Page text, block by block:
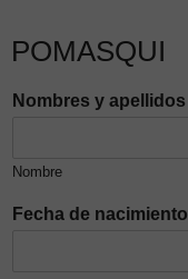
POMASQUI
Nombres y apellidos
Nombre
Fecha de nacimiento